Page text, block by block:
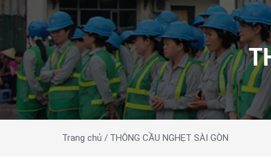
Trang chủ / THÔNG CẦU NGHẸT SÀI GÒN